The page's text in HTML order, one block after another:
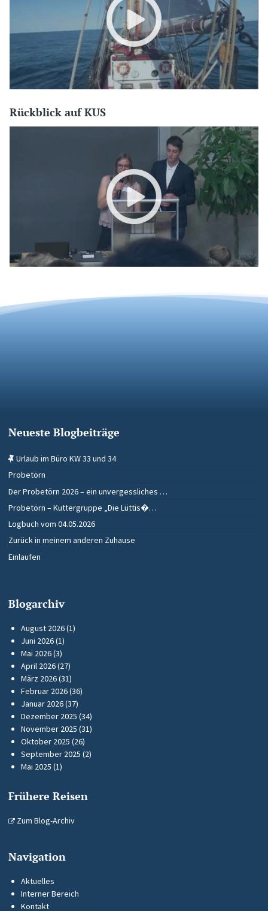
Rückblick auf KUS
Neueste Blogbeiträge
Urlaub im Büro KW 33 und 34
Probetörn
Der Probetörn 2026 – ein unvergessliches …
Probetörn – Kuttergruppe „Die Lüttis�…
Logbuch vom 04.05.2026
Zurück in meinem anderen Zuhause
Einlaufen
Blogarchiv
August 2026(1)
Juni 2026(1)
Mai 2026(3)
April 2026(27)
März 2026(31)
Februar 2026(36)
Januar 2026(37)
Dezember 2025 (34)
November 2025 (31)
Oktober 2025 (26)
September 2025 (2)
Mai 2025 (1)
Frühere Reisen
Zum Blog-Archiv
Navigation
Aktuelles
Interner Bereich
Kontakt